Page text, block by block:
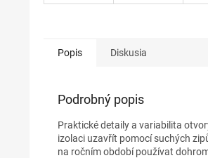
Popis Diskusia
Podrobný popis
Praktické detaily a variabilita
izolaci uzavřít pomocí suchých
na ročním období používat